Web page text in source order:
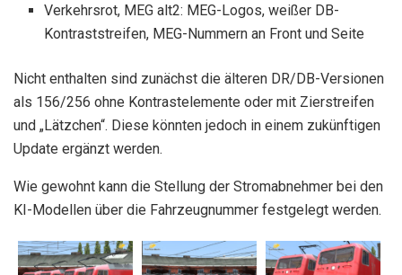
Verkehrsrot, MEG alt2: MEG-Logos, weißer DB-
Kontraststreifen, MEG-Nummern an Front und Seite
Nicht enthalten sind zunächst die älteren DR/DB-Versionen
als 156/256 ohne Kontrastelemente oder mit Zierstreifen
und „Lätzchen“. Diese könnten jedoch in einem zukünftigen
Update ergänzt werden.
Wie gewohnt kann die Stellung der Stromabnehmer bei den
KI-Modellen über die Fahrzeugnummer festgelegt werden.